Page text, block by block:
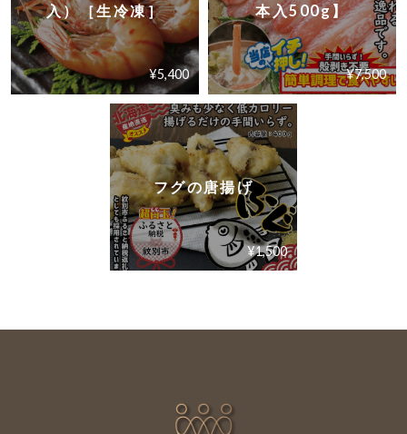
入）［生冷凍］
¥5,400
本入500g】
¥7,500
フグの唐揚げ
¥1,500